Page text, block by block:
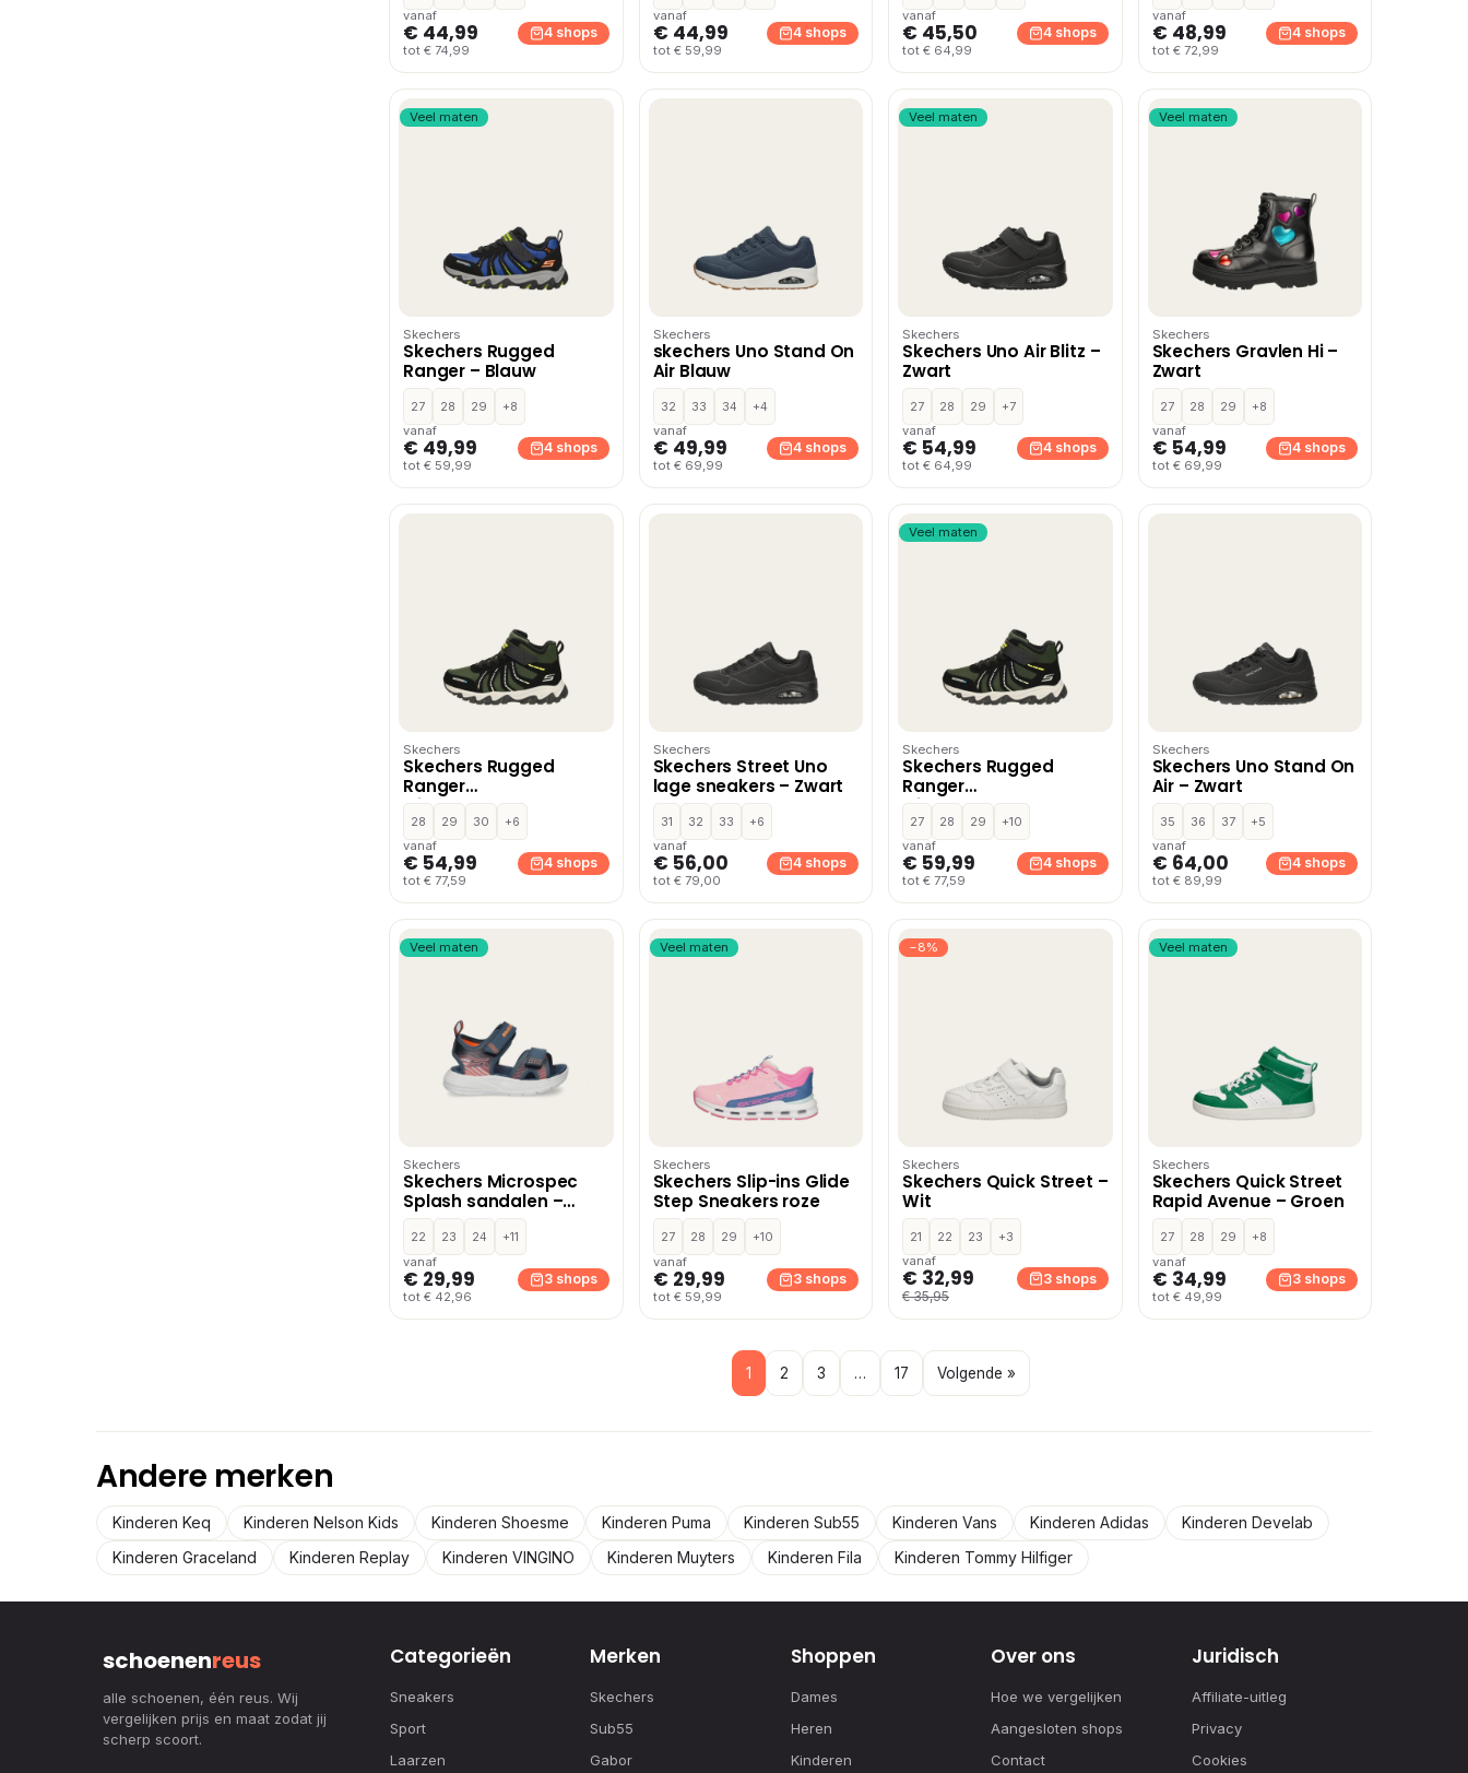
vanaf
€ 44,99
tot € 74,99
4 shops
vanaf
€ 44,99
tot € 59,99
4 shops
vanaf
€ 45,50
tot € 64,99
4 shops
vanaf
€ 48,99
tot € 72,99
4 shops
Veel maten
Skechers
Skechers Rugged
Ranger – Blauw
27 28 29
+8
vanaf
€ 49,99
tot € 59,99
4 shops
Skechers
skechers Uno Stand On
Air Blauw
32 33 34
+4
vanaf
€ 49,99
tot € 69,99
4 shops
Veel maten
Skechers
Skechers Uno Air Blitz –
Zwart
27 28 29
+7
vanaf
€ 54,99
tot € 64,99
4 shops
Veel maten
Skechers
Skechers Gravlen Hi –
Zwart
27 28 29
+8
vanaf
€ 54,99
tot € 69,99
4 shops
Skechers
Skechers Rugged
Ranger
klittenbandschoenen –
Zwart
28 29 30
+6
vanaf
€ 54,99
tot € 77,59
4 shops
Skechers
Skechers Street Uno
lage sneakers – Zwart
31 32 33
+6
vanaf
€ 56,00
tot € 79,00
4 shops
Veel maten
Skechers
Skechers Rugged
Ranger
klittenbandschoenen –
Zwart
27 28 29
+10
vanaf
€ 59,99
tot € 77,59
4 shops
Skechers
Skechers Uno Stand On
Air – Zwart
35 36 37
+5
vanaf
€ 64,00
tot € 89,99
4 shops
Veel maten
Skechers
Skechers Microspec
Splash sandalen –
Blauw
22 23 24
+11
vanaf
€ 29,99
tot € 42,96
3 shops
Veel maten
Skechers
Skechers Slip-ins Glide
Step Sneakers roze
27 28 29
+10
vanaf
€ 29,99
tot € 59,99
3 shops
−8%
Skechers
Skechers Quick Street –
Wit
21 22 23
+3
vanaf
€ 32,99
€ 35,95
3 shops
Veel maten
Skechers
Skechers Quick Street
Rapid Avenue – Groen
27 28 29
+8
vanaf
€ 34,99
tot € 49,99
3 shops
1 2 3 … 17 Volgende »
Andere merken
Kinderen Keq Kinderen Nelson Kids Kinderen Shoesme Kinderen Puma Kinderen Sub55 Kinderen Vans Kinderen Adidas
Kinderen Develab
Kinderen Graceland
Kinderen Replay Kinderen VINGINO Kinderen Muyters Kinderen Fila Kinderen Tommy Hilfiger
schoenenreus
alle schoenen, één reus. Wij
vergelijken prijs en maat zodat jij
scherp scoort.
Categorieën
Sneakers
Sport
Laarzen
Merken
Skechers
Sub55
Gabor
Shoppen
Dames
Heren
Kinderen
Over ons
Hoe we vergelijken
Aangesloten shops
Contact
Juridisch
Affiliate-uitleg
Privacy
Cookies